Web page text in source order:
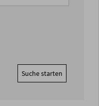
Suche starten